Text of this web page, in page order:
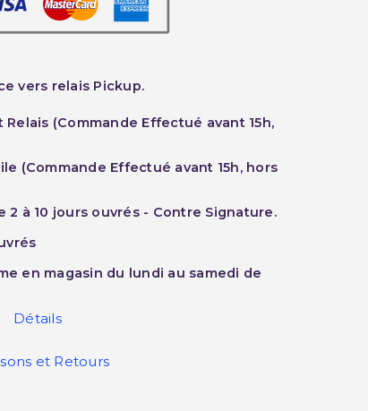
vers relais Pickup.
Relais (Commande Effectué avant 15h,
(Commande Effectué avant 15h, hors
2 à 10 jours ouvrés - Contre Signature.
en magasin du lundi au samedi de
Détails
et Retours